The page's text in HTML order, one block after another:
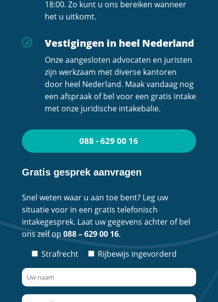
18:00. Zo kunt u ons bereiken wanneer
het u uitkomt.
R Vestigingen in heel Nederland
Onze aangesloten advocaten en juristen
zijn werkzaam met diverse kantoren
door heel Nederland. Maak vandaag nog
een afspraak of bel voor een gratis intake
met onze juridische intakebalie.
088 - 629 00 16
Gratis gesprek aanvragen
Snel weten waar u aan toe bent? Leg uw
situatie voor in een gratis telefonisch
intakegesprek. Laat uw gegevens achter of bel
ons zelf op 088 – 629 00 16.
Strafrecht
Rijbewijs ingevorderd